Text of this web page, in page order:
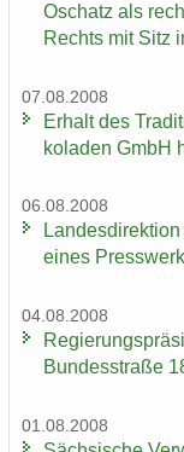
Oschatz als
Rechts mit Sitz
07.08.2008
Er­halt des
ko­la­den GmbH
06.08.2008
eines
04.08.2008
Bun­des­stra­ße
01.08.2008